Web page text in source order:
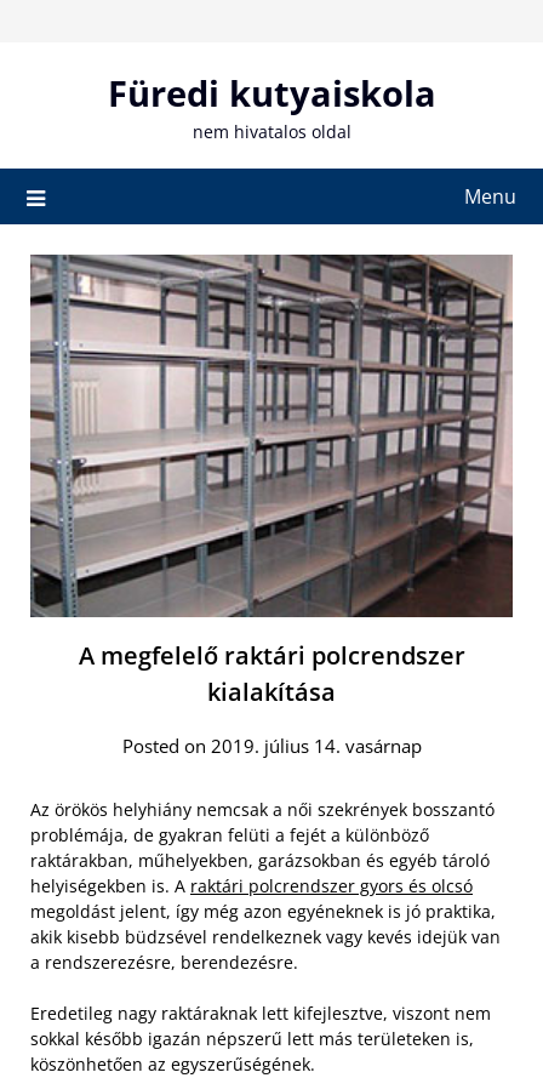
Füredi kutyaiskola
nem hivatalos oldal
Menu
A megfelelő raktári polcrendszer
kialakítása
Posted on 2019. július 14. vasárnap
Az örökös helyhiány nemcsak a női szekrények bosszantó
problémája, de gyakran felüti a fejét a különböző
raktárakban, műhelyekben, garázsokban és egyéb tároló
helyiségekben is. A raktári polcrendszer gyors és olcsó
megoldást jelent, így még azon egyéneknek is jó praktika,
akik kisebb büdzsével rendelkeznek vagy kevés idejük van
a rendszerezésre, berendezésre.
Eredetileg nagy raktáraknak lett kifejlesztve, viszont nem
sokkal később igazán népszerű lett más területeken is,
köszönhetően az egyszerűségének.